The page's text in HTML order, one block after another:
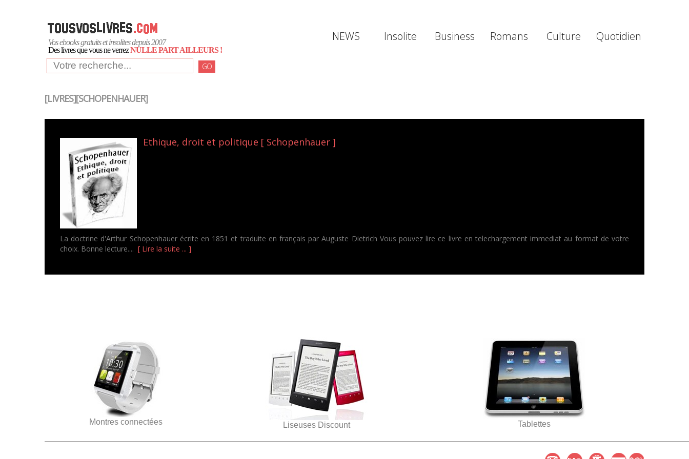
Vos ebooks gratuits et insolites depuis 2007
Des livres que vous ne verrezNULLE PART AILLEURS !
GO
NEWS Insolite Business Romans Culture Quotidien
[LIVRES][SCHOPENHAUER]
Ethique, droit et politique [ Schopenhauer ]
La doctrine d'Arthur Schopenhauer écrite en 1851 et traduite en français par Auguste Dietrich Vous pouvez lire ce livre en telechargement immediat au format de votre
choix. Bonne lecture.... [ Lire la suite ... ]
Montres connectées Liseuses Discount Tablettes